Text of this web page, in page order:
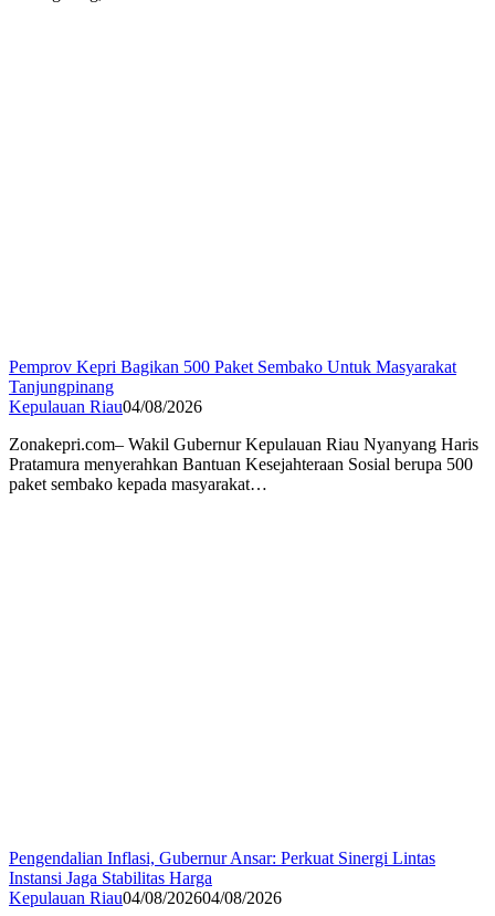
Pemprov Kepri Bagikan 500 Paket Sembako Untuk Masyarakat
Tanjungpinang
Kepulauan Riau04/08/2026
Zonakepri.com– Wakil Gubernur Kepulauan Riau Nyanyang Haris
Pratamura menyerahkan Bantuan Kesejahteraan Sosial berupa 500
paket sembako kepada masyarakat…
Pengendalian Inflasi, Gubernur Ansar: Perkuat Sinergi Lintas
Instansi Jaga Stabilitas Harga
Kepulauan Riau04/08/202604/08/2026